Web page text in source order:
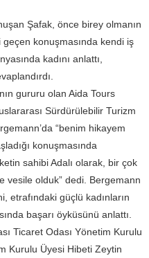
Şafak, önce birey olmanın
konuşmasında kendi iş
kadını anlattı,
gururu olan Aida Tours
Sürdürülebilir Turizm
“benim hikayem
konuşmasında
sahibi Adalı olarak, bir çok
vesile olduk” dedi. Bergemann
etrafındaki güçlü kadınların
başarı öyküsünü anlattı.
Ticaret Odası Yönetim Kurulu
Kurulu Üyesi Hibeti Zeytin